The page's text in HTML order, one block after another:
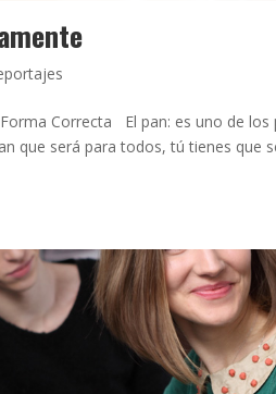
Correcta El pan: es uno de
que será para todos, tú tienes que